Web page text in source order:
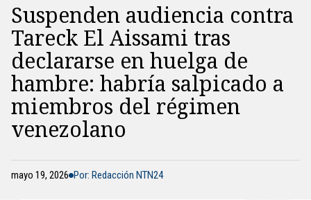
Suspenden audiencia contra
Tareck El Aissami tras
declararse en huelga de
hambre: habría salpicado a
miembros del régimen
venezolano
mayo 19, 2026 Por: Redacción NTN24